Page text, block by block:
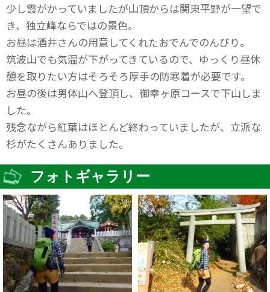
少し霞がかっていましたが山頂からは関東平野が一望で
き、独立峰ならではの景色。
お昼は酒井さんの用意してくれたおでんでのんびり。
筑波山でも気温が下がってきているので、ゆっくり昼休
憩を取りたい方はそろそろ厚手の防寒着が必要です。
お昼の後は男体山へ登頂し、御幸ヶ原コースで下山しま
した。
残念ながら紅葉はほとんど終わっていましたが、立派な
杉がたくさんありました。
フォトギャラリー